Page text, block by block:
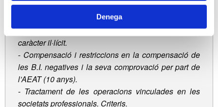
Denega
-Entitats parcialment exemptes i entitats sotmeses a
la Llei 49/2002(diferenciació).
-Despeses no deduïbles, liberalitats i despeses de
caràcter il·lícit.
- Compensació i restriccions en la compensació de
les B.I. negatives i la seva comprovació per part de
l’AEAT (10 anys).
- Tractament de les operacions vinculades en les
societats professionals. Criteris.